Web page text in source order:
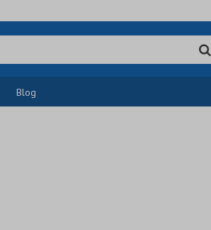
Blog